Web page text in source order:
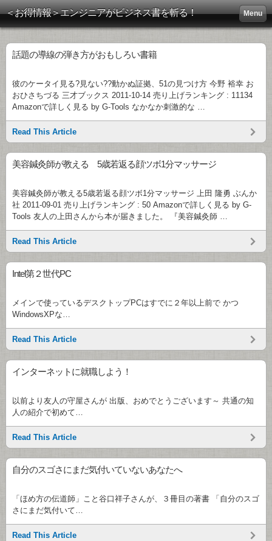
＜お得情報＞エンジニアがビジネス書を斬る！ Menu
話題の導線の弾き方がおもしろい書籍
彼のケータイ見る?見ない??動かぬ証拠、51の見つけ方 今野 裕幸 お
おひさちづる 三才ブックス 2011-10-14 売り上げランキング : 11134
Amazonで詳しく見る by G-Tools なかなか刺激的な …
Read This Article
美容鍼灸師が教える 5歳若返る顔ツボ1分マッサージ
美容鍼灸師が教える5歳若返る顔ツボ1分マッサージ 上田 隆勇 ぶんか
社 2011-09-01 売り上げランキング : 50 Amazonで詳しく見る by G-
Tools 友人の上田さんから本が届きました。 『美容鍼灸師 …
Read This Article
Intel第２世代PC
メインで使っているデスクトップPCはすでに２年以上前で かつ
WindowsXPな…
Read This Article
インターネットに就職しよう！
以前より友人の守屋さんが 出版、おめでとうございます～ 共通の知
人の紹介で初めて…
Read This Article
自分のスゴさにまだ気付いていないあなたへ
「ほめ方の伝道師」こと谷口祥子さんが、３冊目の著書 「自分のスゴ
さにまだ気付いて…
Read This Article